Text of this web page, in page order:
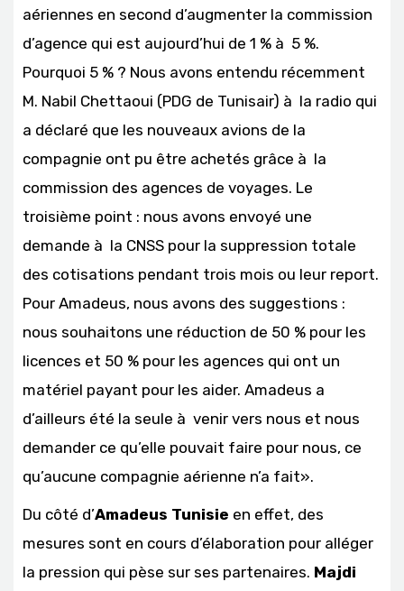
aériennes en second d’augmenter la commission
d’agence qui est aujourd’hui de 1 % à 5 %.
Pourquoi 5 % ? Nous avons entendu récemment
M. Nabil Chettaoui (PDG de Tunisair) à la radio qui
a déclaré que les nouveaux avions de la
compagnie ont pu être achetés grâce à la
commission des agences de voyages. Le
troisième point : nous avons envoyé une
demande à la CNSS pour la suppression totale
des cotisations pendant trois mois ou leur report.
Pour Amadeus, nous avons des suggestions :
nous souhaitons une réduction de 50 % pour les
licences et 50 % pour les agences qui ont un
matériel payant pour les aider. Amadeus a
d’ailleurs été la seule à venir vers nous et nous
demander ce qu’elle pouvait faire pour nous, ce
qu’aucune compagnie aérienne n’a fait».
Du côté d’Amadeus Tunisie en effet, des
mesures sont en cours d’élaboration pour alléger
la pression qui pèse sur ses partenaires. Majdi